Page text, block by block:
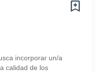
incorporar un/a
calidad de los